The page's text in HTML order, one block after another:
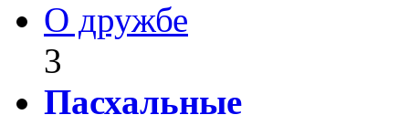
О дружбе
3
Пасхальные